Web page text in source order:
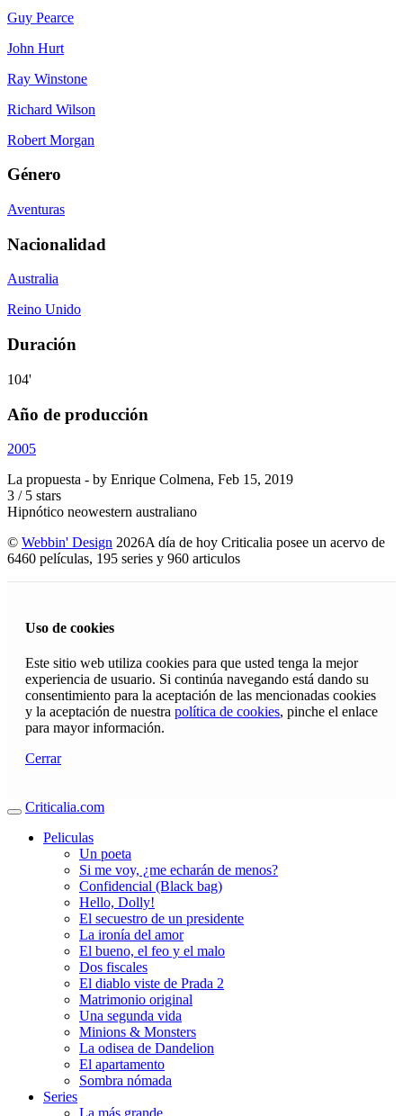
Guy Pearce
John Hurt
Ray Winstone
Richard Wilson
Robert Morgan
Género
Aventuras
Nacionalidad
Australia
Reino Unido
Duración
104'
Año de producción
2005
La propuesta - by Enrique Colmena, Feb 15, 2019
3 / 5 stars
Hipnótico neowestern australiano
© Webbin' Design 2026A día de hoy Criticalia posee un acervo de
6460 películas, 195 series y 960 articulos
Uso de cookies
Este sitio web utiliza cookies para que usted tenga la mejor
experiencia de usuario. Si continúa navegando está dando su
consentimiento para la aceptación de las mencionadas cookies
y la aceptación de nuestra política de cookies, pinche el enlace
para mayor información.
Cerrar
Criticalia.com
Peliculas
Un poeta
Si me voy, ¿me echarán de menos?
Confidencial (Black bag)
Hello, Dolly!
El secuestro de un presidente
La ironía del amor
El bueno, el feo y el malo
Dos fiscales
El diablo viste de Prada 2
Matrimonio original
Una segunda vida
Minions & Monsters
La odisea de Dandelion
El apartamento
Sombra nómada
Series
La más grande